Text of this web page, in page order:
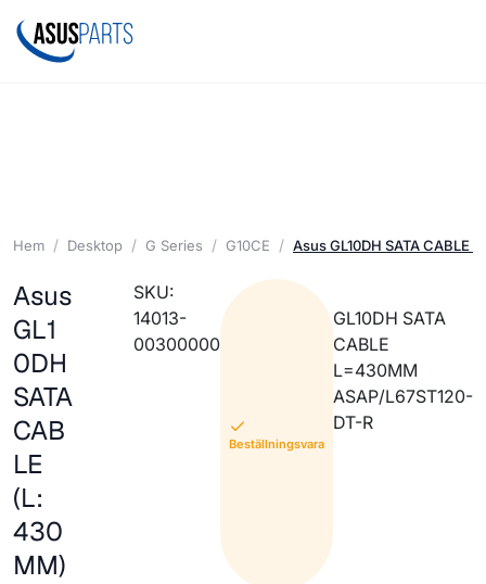
Hem Desktop G Series G10CE Asus GL10DH SATA CABLE
Asus
GL1
0DH
SATA
CAB
LE
(L:
430
MM)
SKU:
14013-
00300000
Beställningsvara
GL10DH SATA
CABLE
L=430MM
ASAP/L67ST120-
DT-R